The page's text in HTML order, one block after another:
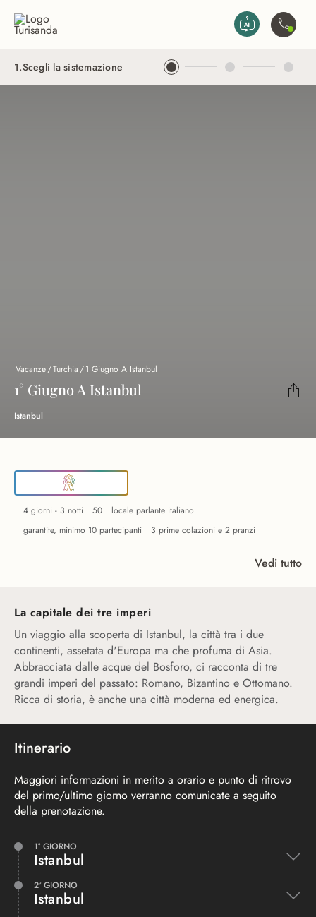
1.Scegli la sistemazione
Vacanze/Turchia /1 Giugno A Istanbul
1° Giugno A Istanbul
Istanbul
4 giorni - 3 notti 50
locale parlante italiano
garantite, minimo 10 partecipanti
3 prime colazioni e 2 pranzi
Vedi tutto
La capitale dei tre imperi
Un viaggio alla scoperta di Istanbul, la città tra i due
continenti, assetata d'Europa ma che profuma di Asia.
Abbracciata dalle acque del Bosforo, ci racconta di tre
grandi imperi del passato: Romano, Bizantino e Ottomano.
Ricca di storia, è anche una città moderna ed energica.
Itinerario
Maggiori informazioni in merito a orario e punto di ritrovo
del primo/ultimo giorno verranno comunicate a seguito
della prenotazione.
1° GIORNO
Istanbul
2° GIORNO
Istanbul